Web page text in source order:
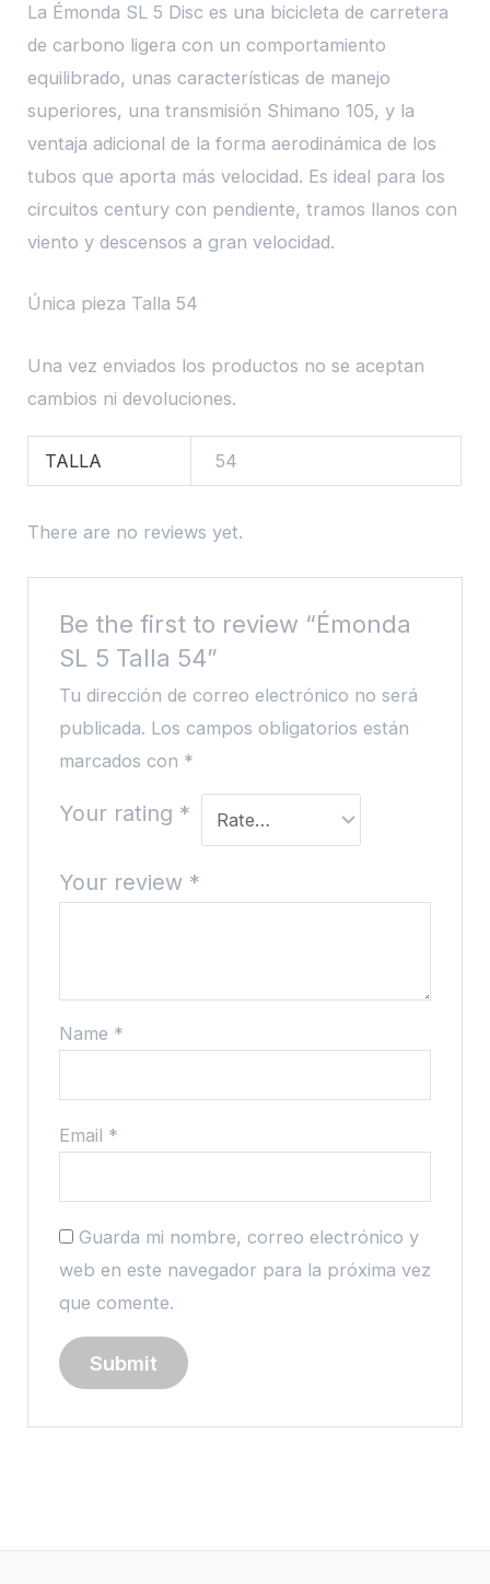
La Émonda SL 5 Disc es una bicicleta de carretera
de carbono ligera con un comportamiento
equilibrado, unas características de manejo
superiores, una transmisión Shimano 105, y la
ventaja adicional de la forma aerodinámica de los
tubos que aporta más velocidad. Es ideal para los
circuitos century con pendiente, tramos llanos con
viento y descensos a gran velocidad.
Única pieza Talla 54
Una vez enviados los productos no se aceptan
cambios ni devoluciones.
TALLA 54
There are no reviews yet.
Be the first to review “Émonda
SL 5 Talla 54”
Tu dirección de correo electrónico no será
publicada. Los campos obligatorios están
marcados con *
Your rating *
Your review *
Name *
Email *
Guarda mi nombre, correo electrónico y
web en este navegador para la próxima vez
que comente.